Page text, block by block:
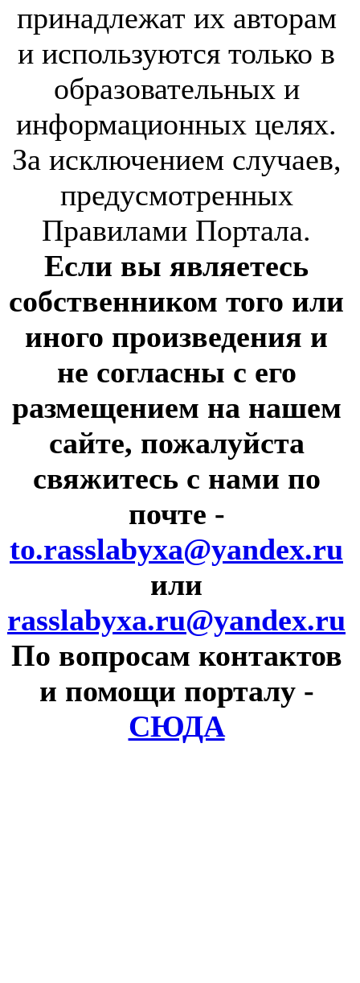
принадлежат их авторам
и используются только в
образовательных и
информационных целях.
За исключением случаев,
предусмотренных
Правилами Портала.
Если вы являетесь
собственником того или
иного произведения и
не согласны с его
размещением на нашем
сайте, пожалуйста
свяжитесь с нами по
почте -
to.rasslabyxa@yandex.ru
или
rasslabyxa.ru@yandex.ru
По вопросам контактов
и помощи порталу -
СЮДА